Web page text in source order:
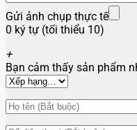
Gửi ảnh chụp thực tế
0 ký tự (tối thiểu 10)
+
Bạn cảm thấy sản phẩm